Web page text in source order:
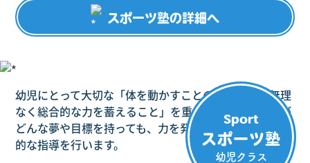
スポーツ塾の詳細へ
Sport
スポーツ塾
幼児クラス
幼児にとって大切な「体を動かすことの楽しさ」「無理
なく総合的な力を蓄えること」を重点におき、子どもが
どんな夢や目標を持っても、力を発揮できるような本質
的な指導を行います。